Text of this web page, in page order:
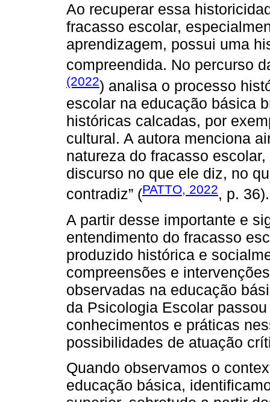
Ao recuperar essa
fracasso escolar,
aprendizagem, possui uma
compreendida. No percurso
(2022) analisa o processo
escolar na educação básica
históricas calcadas, por
cultural. A autora menciona
natureza do fracasso
discurso no que ele diz, no
contradiz” (PATTO, 2022, p. 36).
A partir desse importante e
entendimento do fracasso
produzido histórica e
compreensões e
observadas na educação
da Psicologia Escolar
conhecimentos e práticas
possibilidades de atuação
Quando observamos o
educação básica,